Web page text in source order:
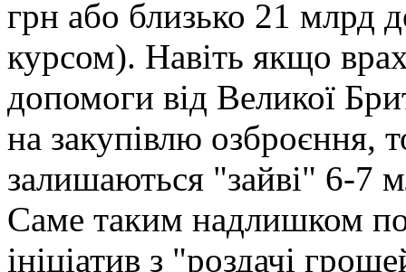
грн або близько 21 млрд
курсом). Навіть якщо
допомоги від Великої
на закупівлю озброєння,
залишаються "зайві" 6-7
Саме таким надлишком
ініціатив з "роздачі